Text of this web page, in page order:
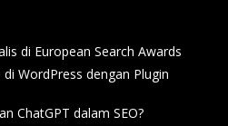
di European Search Awards
WordPress dengan Plugin
ChatGPT dalam SEO?